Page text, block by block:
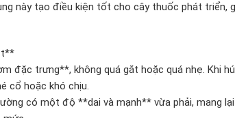
này tạo điều kiện tốt cho cây thuốc phát triển,
đặc trưng**, không quá gắt hoặc quá nhẹ. Khi
cổ hoặc khó chịu.
có một độ **dai và mạnh** vừa phải, mang